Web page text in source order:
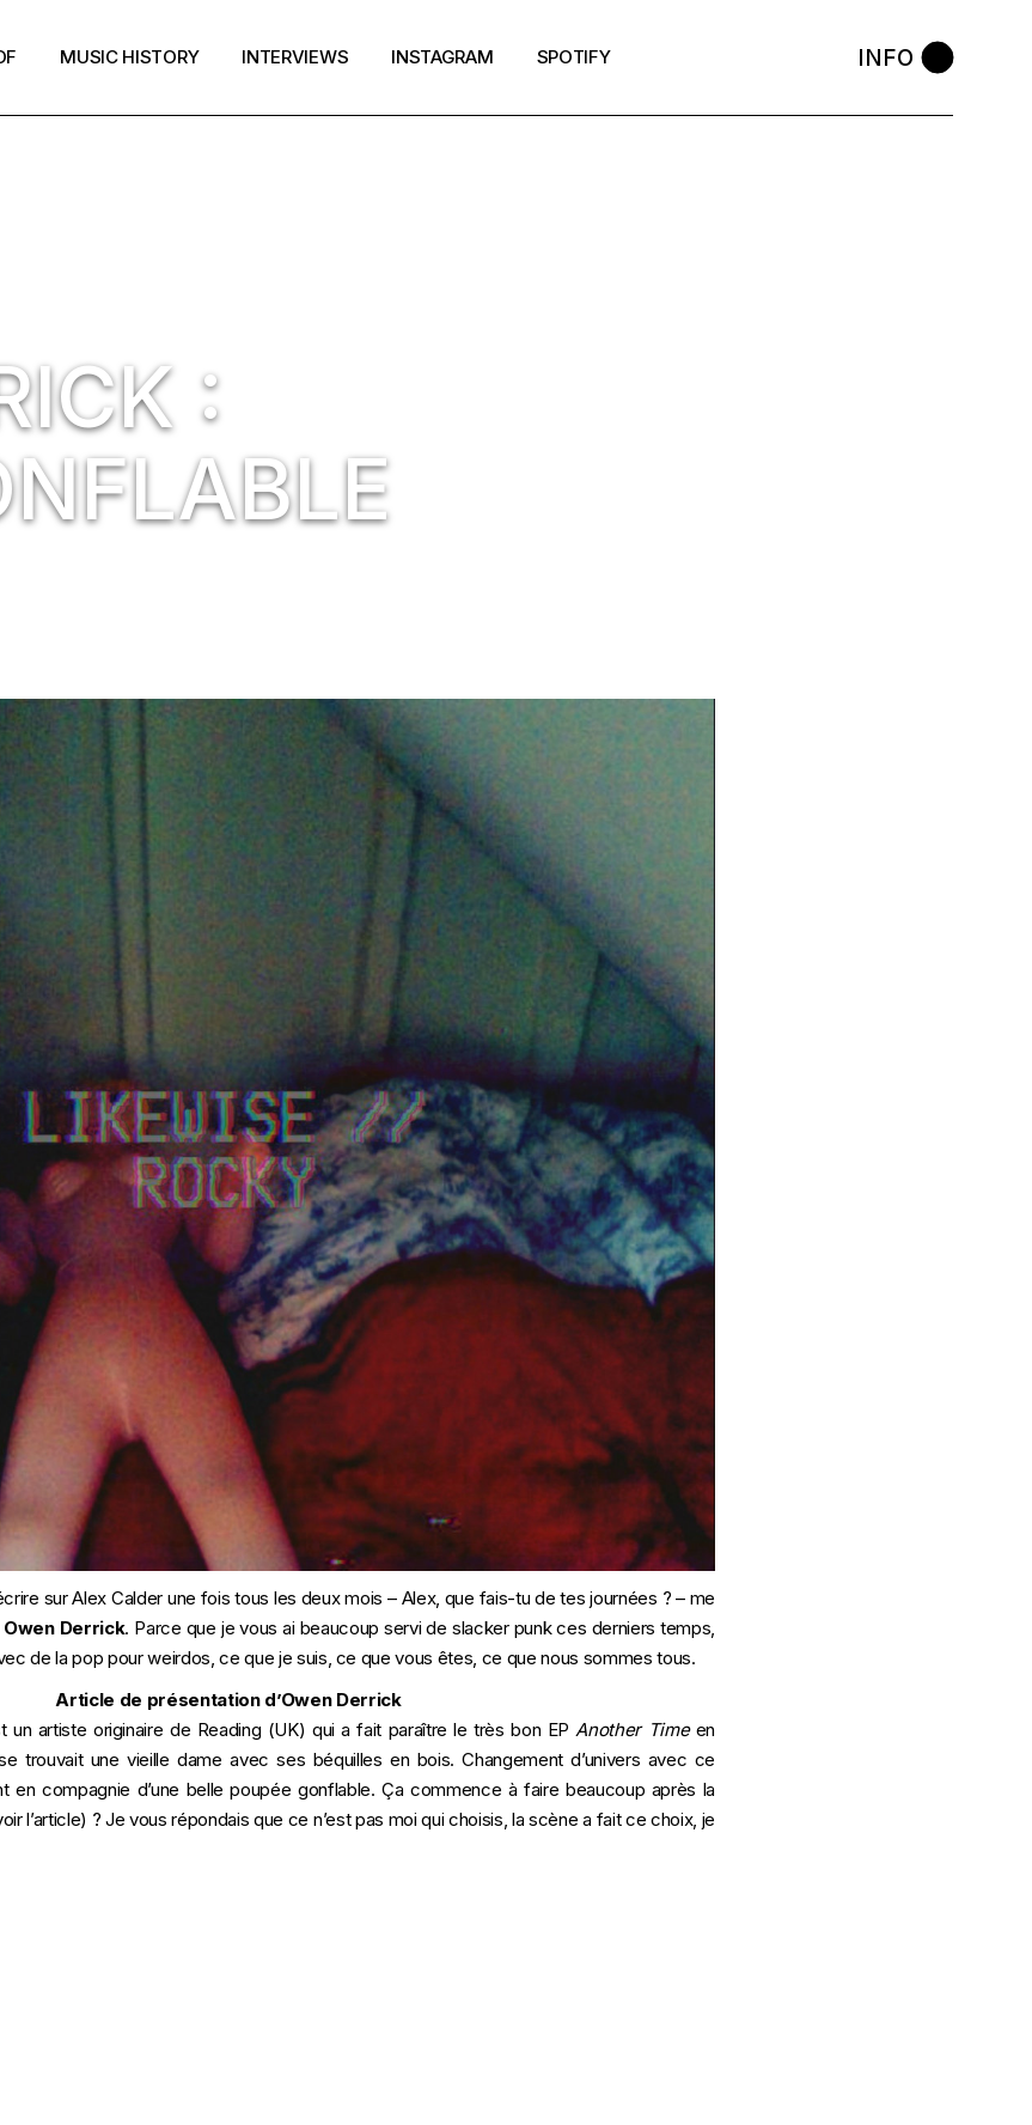
MUSIC HISTORY INTERVIEWS INSTAGRAM SPOTIFY INFO
:
sur Alex Calder une fois tous les deux mois – Alex, que fais-tu de tes journées ? – me
Owen Derrick. Parce que je vous ai beaucoup servi de slacker punk ces derniers temps,
de la pop pour weirdos, ce que je suis, ce que vous êtes, ce que nous sommes tous.
Article de présentation d’Owen Derrick
un artiste originaire de Reading (UK) qui a fait paraître le très bon EP Another Timeen
trouvait une vieille dame avec ses béquilles en bois. Changement d’univers avec ce
en compagnie d’une belle poupée gonflable. Ça commence à faire beaucoup après la
l’article) ? Je vous répondais que ce n’est pas moi qui choisis, la scène a fait ce choix, je